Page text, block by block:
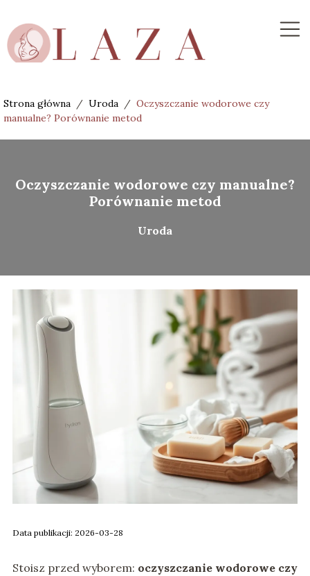
Strona główna / Uroda / Oczyszczanie wodorowe czy
manualne? Porównanie metod
Oczyszczanie wodorowe czy manualne?
Porównanie metod
Uroda
Data publikacji: 2026-03-28
Stoisz przed wyborem: oczyszczanie wodorowe czy